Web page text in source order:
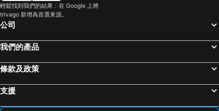
輕鬆找到我們的結果：在 Google 上將
trivago 新增為首選來源。
公司
我們的產品
條款及政策
支援